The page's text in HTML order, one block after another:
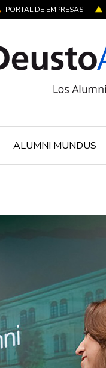
PORTAL DE EMPRESAS
ALUMNI MUNDUS